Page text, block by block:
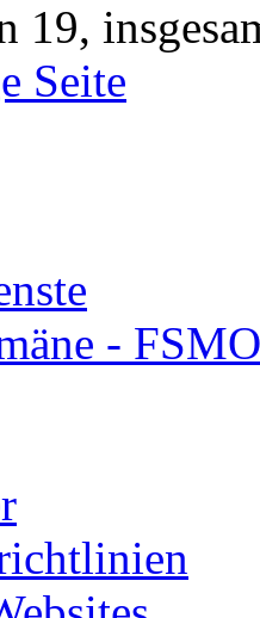
19,
Seite
- FSMO